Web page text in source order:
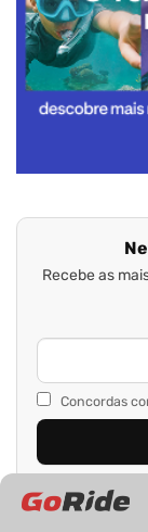
Recebe as
Concordas